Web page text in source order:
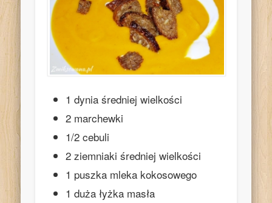
1 dynia średniej wielkości
2 marchewki
1/2 cebuli
2 ziemniaki średniej wielkości
1 puszka mleka kokosowego
1 duża łyżka masła